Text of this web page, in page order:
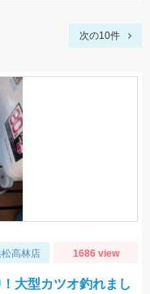
次の10件
高林店 1686 view
大型カツオ釣れまし